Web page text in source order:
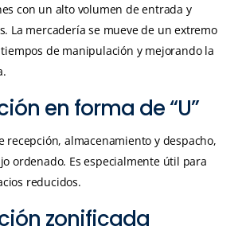
con un alto volumen de entrada y
La mercadería se mueve de un extremo
de manipulación y mejorando la
en forma de “U”
recepción, almacenamiento y despacho,
ordenado. Es especialmente útil para
reducidos.
zonificada